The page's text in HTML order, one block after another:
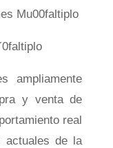
Mu00faltiplo
0faltiplo
ampliamente
y venta de
real
actuales de la